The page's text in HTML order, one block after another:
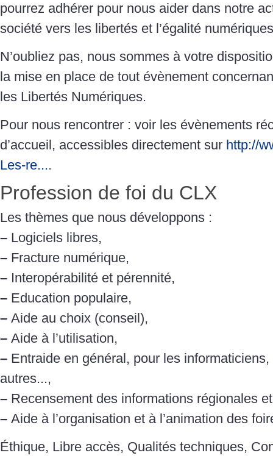
pourrez adhérer pour nous aider dans notre
société vers les libertés et l’égalité
N’oubliez pas, nous sommes à votre
la mise en place de tout évènement
les Libertés Numériques.
Pour nous rencontrer : voir les évènements
d’accueil, accessibles directement sur http://
Les-re....
Profession de foi du CLX
Les thèmes que nous développons :
– Logiciels libres,
– Fracture numérique,
– Interopérabilité et pérennité,
– Education populaire,
– Aide au choix (conseil),
– Aide à l’utilisation,
– Entraide en général, pour les
autres...,
– Recensement des informations régionales
– Aide à l’organisation et à l’animation des
Éthique, Libre accès, Qualités techniques,